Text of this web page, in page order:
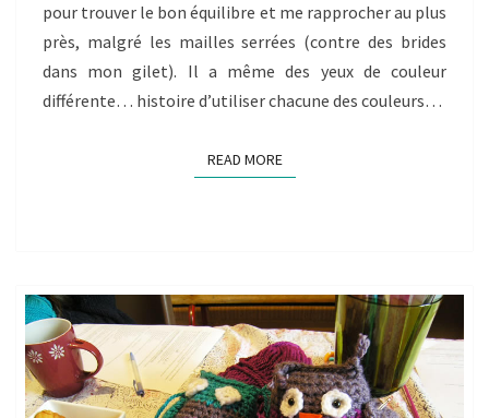
pour trouver le bon équilibre et me rapprocher au plus
près, malgré les mailles serrées (contre des brides
dans mon gilet). Il a même des yeux de couleur
différente… histoire d’utiliser chacune des couleurs…
READ MOREREAD MORE